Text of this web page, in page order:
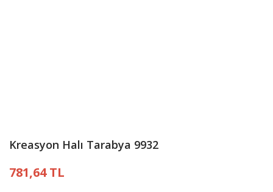
Kreasyon Halı Tarabya 9932
781,64 TL